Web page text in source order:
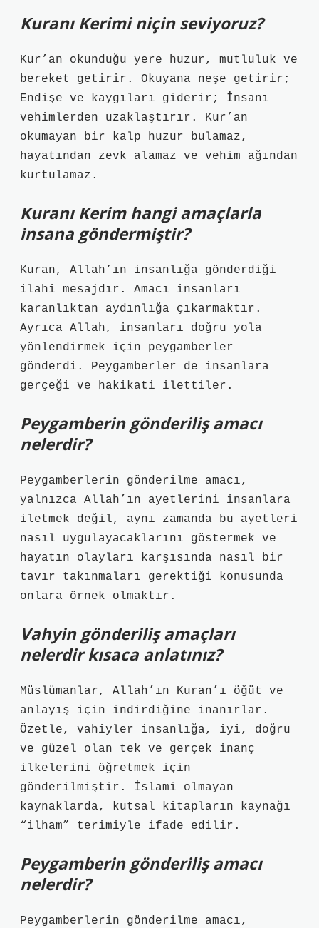
Kuranı Kerimi niçin seviyoruz?
Kur’an okunduğu yere huzur, mutluluk ve
bereket getirir. Okuyana neşe getirir;
Endişe ve kaygıları giderir; İnsanı
vehimlerden uzaklaştırır. Kur’an
okumayan bir kalp huzur bulamaz,
hayatından zevk alamaz ve vehim ağından
kurtulamaz.
Kuranı Kerim hangi amaçlarla
insana göndermiştir?
Kuran, Allah’ın insanlığa gönderdiği
ilahi mesajdır. Amacı insanları
karanlıktan aydınlığa çıkarmaktır.
Ayrıca Allah, insanları doğru yola
yönlendirmek için peygamberler
gönderdi. Peygamberler de insanlara
gerçeği ve hakikati ilettiler.
Peygamberin gönderiliş amacı
nelerdir?
Peygamberlerin gönderilme amacı,
yalnızca Allah’ın ayetlerini insanlara
iletmek değil, aynı zamanda bu ayetleri
nasıl uygulayacaklarını göstermek ve
hayatın olayları karşısında nasıl bir
tavır takınmaları gerektiği konusunda
onlara örnek olmaktır.
Vahyin gönderiliş amaçları
nelerdir kısaca anlatınız?
Müslümanlar, Allah’ın Kuran’ı öğüt ve
anlayış için indirdiğine inanırlar.
Özetle, vahiyler insanlığa, iyi, doğru
ve güzel olan tek ve gerçek inanç
ilkelerini öğretmek için
gönderilmiştir. İslami olmayan
kaynaklarda, kutsal kitapların kaynağı
“ilham” terimiyle ifade edilir.
Peygamberin gönderiliş amacı
nelerdir?
Peygamberlerin gönderilme amacı,